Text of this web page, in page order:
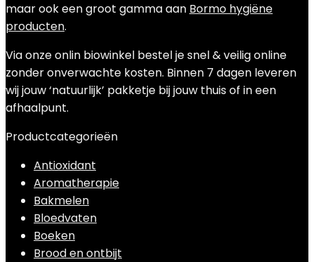
maar ook een groot gamma aan Bormo hygiëne
producten.
Via onze onlin biowinkel bestel je snel & veilig online
zonder onverwachte kosten. Binnen 7 dagen leveren
wij jouw ‘natuurlijk’ pakketje bij jouw thuis of in een
afhaalpunt.
Productcategorieën
Antioxidant
Aromatherapie
Bakmelen
Bloedvaten
Boeken
Brood en ontbijt